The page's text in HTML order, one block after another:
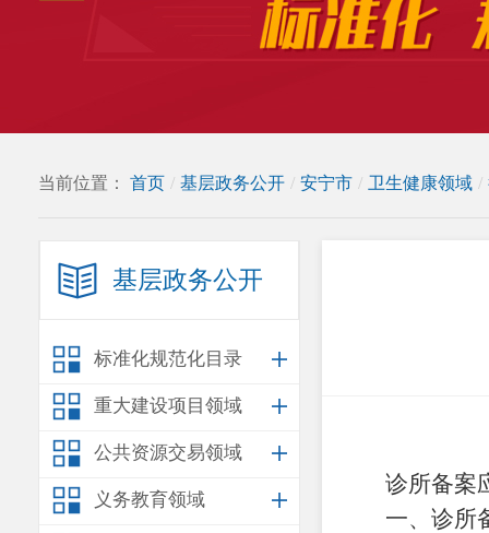
当前位置： 首页 / 基层政务公开 / 安宁市 / 卫生健康领域 /
基层政务公开
标准化规范化目录
重大建设项目领域
公共资源交易领域
义务教育领域
诊所备案
一、 诊所